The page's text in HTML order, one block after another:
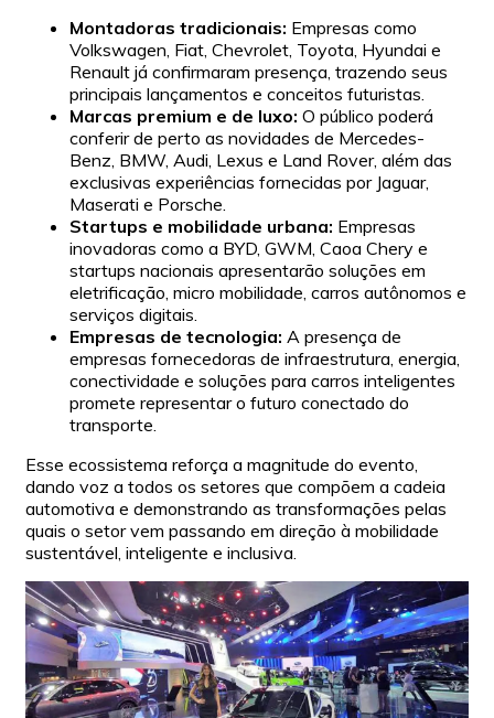
Montadoras tradicionais: Empresas como
Volkswagen, Fiat, Chevrolet, Toyota, Hyundai e
Renault já confirmaram presença, trazendo seus
principais lançamentos e conceitos futuristas.
Marcas premium e de luxo: O público poderá
conferir de perto as novidades de Mercedes-
Benz, BMW, Audi, Lexus e Land Rover, além das
exclusivas experiências fornecidas por Jaguar,
Maserati e Porsche.
Startups e mobilidade urbana: Empresas
inovadoras como a BYD, GWM, Caoa Chery e
startups nacionais apresentarão soluções em
eletrificação, micro mobilidade, carros autônomos e
serviços digitais.
Empresas de tecnologia: A presença de
empresas fornecedoras de infraestrutura, energia,
conectividade e soluções para carros inteligentes
promete representar o futuro conectado do
transporte.
Esse ecossistema reforça a magnitude do evento,
dando voz a todos os setores que compõem a cadeia
automotiva e demonstrando as transformações pelas
quais o setor vem passando em direção à mobilidade
sustentável, inteligente e inclusiva.